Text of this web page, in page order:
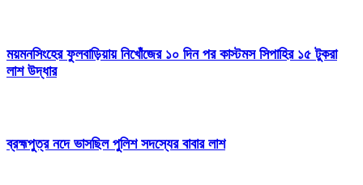
ময়মনসিংহের ফুলবাড়িয়ায় নিখোঁজের ১০ দিন পর কাস্টমস সিপাহির ১৫ টুকরা
লাশ উদ্ধার
ব্রহ্মপুত্র নদে ভাসছিল পুলিশ সদস্যের বাবার লাশ